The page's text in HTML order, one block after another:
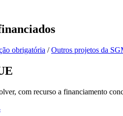
obrigatória /Outros projetos da
com recurso a financiamento